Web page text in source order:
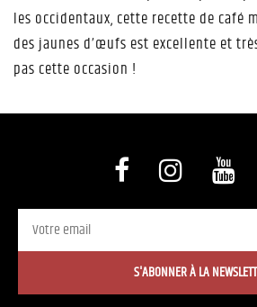
les occidentaux, cette recette de café
des jaunes d’œufs est excellente et
pas cette occasion !
S'ABONNER À LA